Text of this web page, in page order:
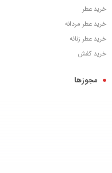
خرید عطر
خرید عطر مردانه
خرید عطر زنانه
خرید کفش
مجوزها